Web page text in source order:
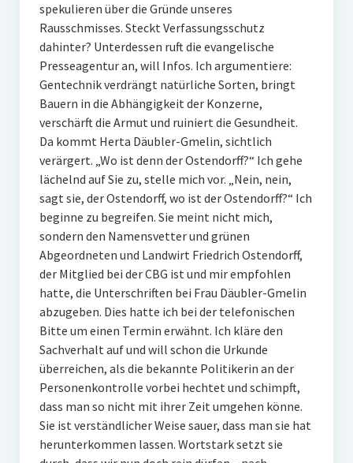
spekulieren über die Gründe unseres
Rausschmisses. Steckt Verfassungsschutz
dahinter? Unterdessen ruft die evangelische
Presseagentur an, will Infos. Ich argumentiere:
Gentechnik verdrängt natürliche Sorten, bringt
Bauern in die Abhängigkeit der Konzerne,
verschärft die Armut und ruiniert die Gesundheit.
Da kommt Herta Däubler-Gmelin, sichtlich
verärgert. „Wo ist denn der Ostendorff?“ Ich gehe
lächelnd auf Sie zu, stelle mich vor. „Nein, nein,
sagt sie, der Ostendorff, wo ist der Ostendorff?“ Ich
beginne zu begreifen. Sie meint nicht mich,
sondern den Namensvetter und grünen
Abgeordneten und Landwirt Friedrich Ostendorff,
der Mitglied bei der CBG ist und mir empfohlen
hatte, die Unterschriften bei Frau Däubler-Gmelin
abzugeben. Dies hatte ich bei der telefonischen
Bitte um einen Termin erwähnt. Ich kläre den
Sachverhalt auf und will schon die Urkunde
überreichen, als die bekannte Politikerin an der
Personenkontrolle vorbei hechtet und schimpft,
dass man so nicht mit ihrer Zeit umgehen könne.
Sie ist verständlicher Weise sauer, dass man sie hat
herunterkommen lassen. Wortstark setzt sie